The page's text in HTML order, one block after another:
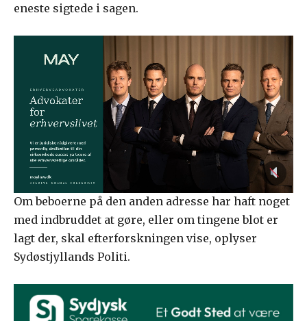
eneste sigtede i sagen.
Om beboerne på den anden adresse har haft noget
med indbruddet at gøre, eller om tingene blot er
lagt der, skal efterforskningen vise, oplyser
Sydøstjyllands Politi.